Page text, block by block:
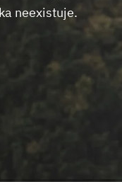
neexistuje.